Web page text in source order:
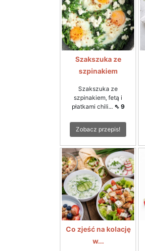
Szakszuka ze
szpinakiem
Szakszuka ze
szpinakiem, fetą i
płatkami chili... ⇖ 9
Zobacz przepis!
Co zjeść na kolację
w...